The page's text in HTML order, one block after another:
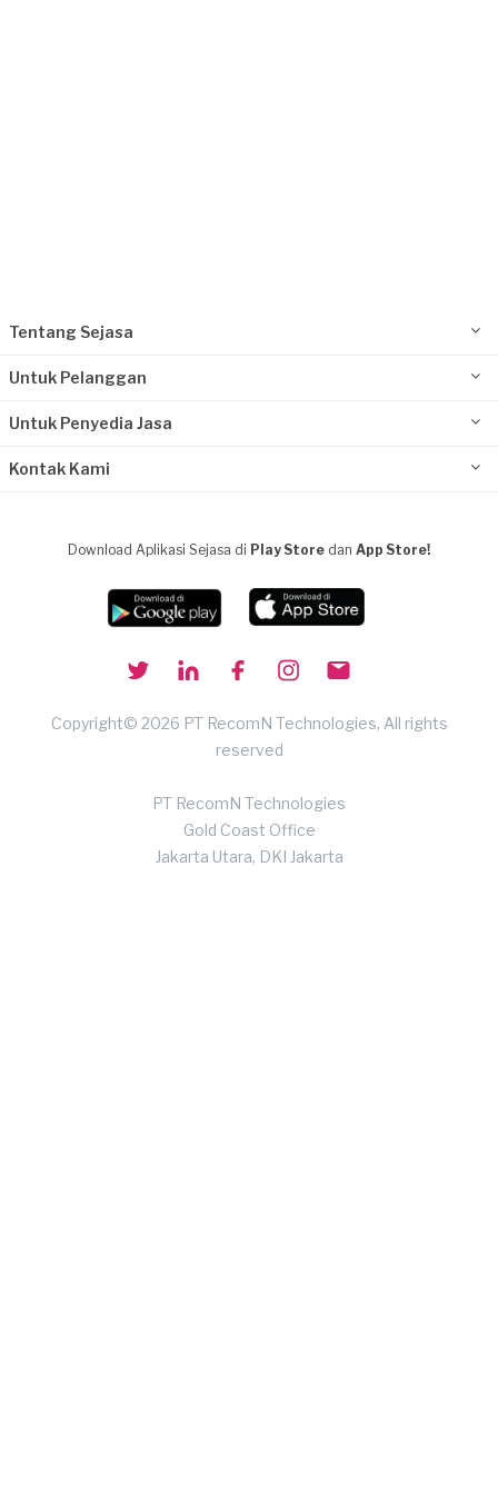
Tentang Sejasa
Untuk Pelanggan
Untuk Penyedia Jasa
Kontak Kami
Download Aplikasi Sejasa di Play Store dan App Store!
Copyright© 2026 PT RecomN Technologies, All rights
reserved
PT RecomN Technologies
Gold Coast Office
Jakarta Utara, DKI Jakarta